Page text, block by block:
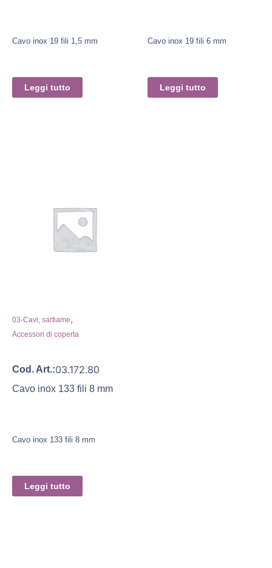
Cavo inox 19 fili 1,5 mm
Leggi tutto
Cavo inox 19 fili 6 mm
Leggi tutto
03-Cavi, sartiame,
Accessori di coperta
Cod. Art.:03.172.80
Cavo inox 133 fili 8 mm
Cavo inox 133 fili 8 mm
Leggi tutto